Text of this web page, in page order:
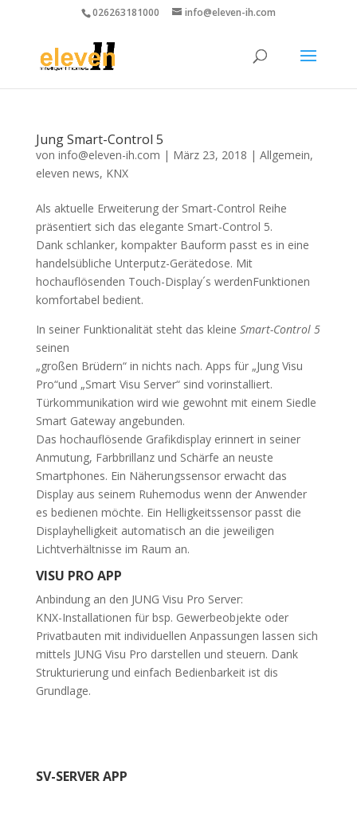
026263181000 info@eleven-ih.com
Jung Smart-Control 5
von info@eleven-ih.com | März 23, 2018 | Allgemein,
eleven news, KNX
Als aktuelle Erweiterung der Smart-Control Reihe
präsentiert sich das elegante Smart-Control 5.
Dank schlanker, kompakter Bauform passt es in eine
handelsübliche Unterputz-Gerätedose. Mit
hochauflösenden Touch-Display´s werdenFunktionen
komfortabel bedient.
In seiner Funktionalität steht das kleine Smart-Control 5
seinen
„großen Brüdern“ in nichts nach. Apps für „Jung Visu
Pro“und „Smart Visu Server“ sind vorinstalliert.
Türkommunikation wird wie gewohnt mit einem Siedle
Smart Gateway angebunden.
Das hochauflösende Grafikdisplay erinnert in seiner
Anmutung, Farbbrillanz und Schärfe an neuste
Smartphones. Ein Näherungssensor erwacht das
Display aus seinem Ruhemodus wenn der Anwender
es bedienen möchte. Ein Helligkeitssensor passt die
Displayhelligkeit automatisch an die jeweiligen
Lichtverhältnisse im Raum an.
VISU PRO APP
Anbindung an den JUNG Visu Pro Server:
KNX-Installationen für bsp. Gewerbeobjekte oder
Privatbauten mit individuellen Anpassungen lassen sich
mittels JUNG Visu Pro darstellen und steuern. Dank
Strukturierung und einfach Bedienbarkeit ist dis
Grundlage.
SV-SERVER APP